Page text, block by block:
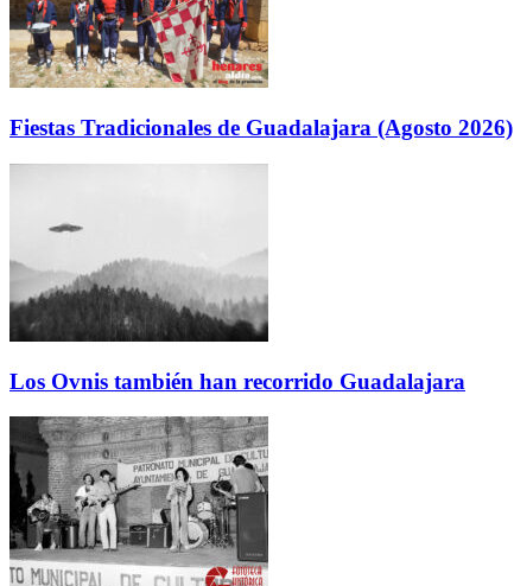
Fiestas Tradicionales de Guadalajara (Agosto 2026)
Los Ovnis también han recorrido Guadalajara